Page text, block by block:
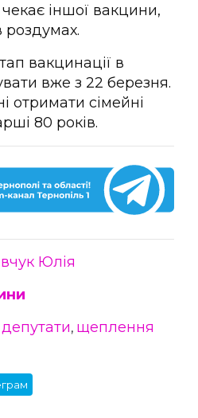
іншої вакцини,
роздумах.
вакцинації в
вже з 22 березня.
отримати сімейні
80 років.
Юлія
депутати, щеплення